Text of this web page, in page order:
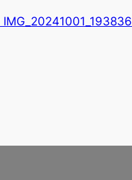
IMG_20241001_193836